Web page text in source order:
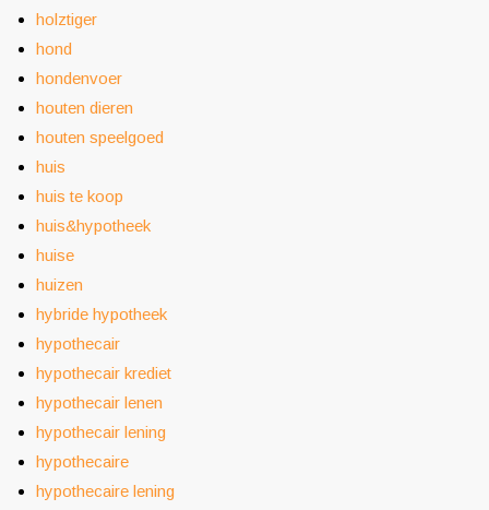
holztiger
hond
hondenvoer
houten dieren
houten speelgoed
huis
huis te koop
huis&hypotheek
huise
huizen
hybride hypotheek
hypothecair
hypothecair krediet
hypothecair lenen
hypothecair lening
hypothecaire
hypothecaire lening